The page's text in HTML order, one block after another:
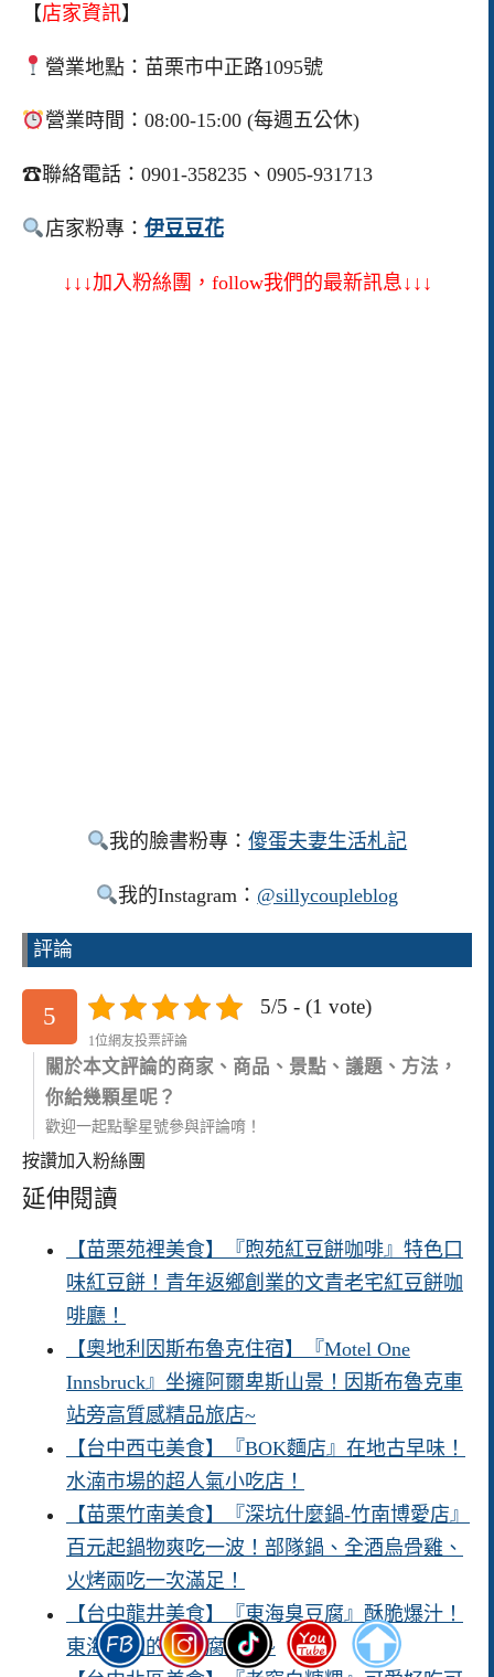
【店家資訊】
營業地點：苗栗市中正路1095號
營業時間：08:00-15:00 (每週五公休)
☎聯絡電話：0901-358235、0905-931713
店家粉專： 伊豆豆花
↓↓↓加入粉絲團，follow我們的最新訊息↓↓↓
我的臉書粉專：傻蛋夫妻生活札記
我的Instagram： @sillycoupleblog
評論
5 5/5 - (1 vote)
1位網友投票評論
關於本文評論的商家、商品、景點、議題、方法，
你給幾顆星呢？
歡迎一起點擊星號參與評論唷！
按讚加入粉絲團
延伸閱讀
【苗栗苑裡美食】『煦苑紅豆餅咖啡』特色口
味紅豆餅！青年返鄉創業的文青老宅紅豆餅咖
啡廳！
【奧地利因斯布魯克住宿】『Motel One
Innsbruck』坐擁阿爾卑斯山景！因斯布魯克車
站旁高質感精品旅店~
【台中西屯美食】『BOK麵店』在地古早味！
水湳市場的超人氣小吃店！
【苗栗竹南美食】『深坑什麼鍋-竹南博愛店』
百元起鍋物爽吃一波！部隊鍋、全酒烏骨雞、
火烤兩吃一次滿足！
【台中龍井美食】『東海臭豆腐』酥脆爆汁！
東海商圈的臭豆腐小店~